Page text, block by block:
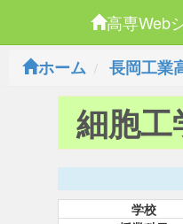
高専Web
ホーム
長岡工業
細胞工
学校